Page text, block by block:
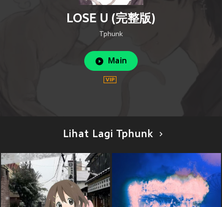
LOSE U (完整版)
Tphunk
Main
Lihat Lagi Tphunk